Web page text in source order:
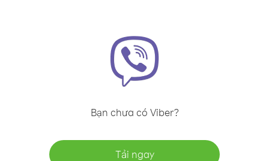
Bạn chưa có Viber?
Tải ngay